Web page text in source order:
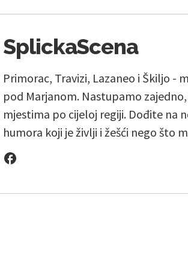
SplickaScena
Primorac, Travizi, Lazaneo i Škiljo -
pod Marjanom. Nastupamo
mjestima po cijeloj regiji. Dođite na
humora koji je življi i žešći nego što